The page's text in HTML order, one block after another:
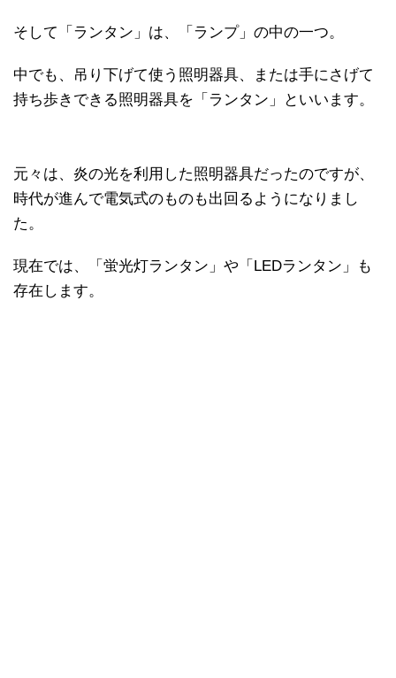
そして「ランタン」は、「ランプ」の中の一つ。
中でも、吊り下げて使う照明器具、または手にさげて
持ち歩きできる照明器具を「ランタン」といいます。
元々は、炎の光を利用した照明器具だったのですが、
時代が進んで電気式のものも出回るようになりまし
た。
現在では、「蛍光灯ランタン」や「LEDランタン」も
存在します。